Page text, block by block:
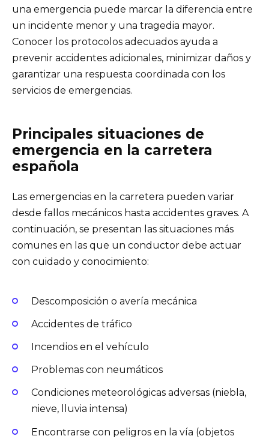
una emergencia puede marcar la diferencia entre
un incidente menor y una tragedia mayor.
Conocer los protocolos adecuados ayuda a
prevenir accidentes adicionales, minimizar daños y
garantizar una respuesta coordinada con los
servicios de emergencias.
Principales situaciones de
emergencia en la carretera
española
Las emergencias en la carretera pueden variar
desde fallos mecánicos hasta accidentes graves. A
continuación, se presentan las situaciones más
comunes en las que un conductor debe actuar
con cuidado y conocimiento:
Descomposición o avería mecánica
Accidentes de tráfico
Incendios en el vehículo
Problemas con neumáticos
Condiciones meteorológicas adversas (niebla,
nieve, lluvia intensa)
Encontrarse con peligros en la vía (objetos